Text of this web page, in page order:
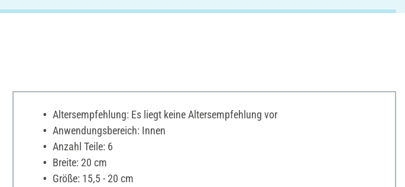
Altersempfehlung: Es liegt keine Altersempfehlung vor
Anwendungsbereich: Innen
Anzahl Teile: 6
Breite: 20 cm
Größe: 15,5 - 20 cm